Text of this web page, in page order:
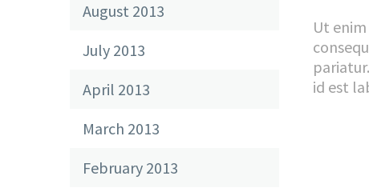
Ut
id est
August 2013
July 2013
April 2013
March 2013
February 2013